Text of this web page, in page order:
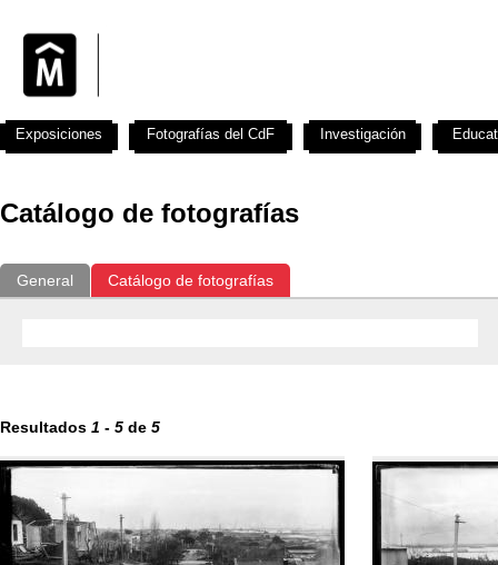
Catálogo de fotografías
General Catálogo de fotografías
Resultados 1 - 5 de 5
Exposiciones Fotografías del CdF Investigación